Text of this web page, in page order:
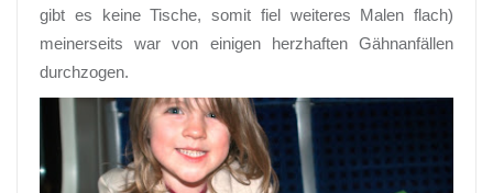
gibt es keine Tische, somit fiel weiteres Malen flach)
meinerseits war von einigen herzhaften Gähnanfällen
durchzogen.